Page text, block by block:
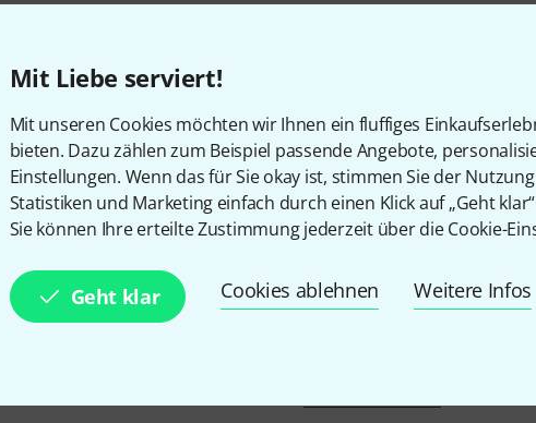
Mit Liebe serviert!
Mit unseren Cookies möchten wir Ihnen ein fluffiges
bieten. Dazu zählen zum Beispiel passende Angebote,
Einstellungen. Wenn das für Sie okay ist, stimmen Sie der
Statistiken und Marketing einfach durch einen Klick auf „Geht
Sie können Ihre erteilte Zustimmung jederzeit über die Cookie-
Geht klar Cookies ablehnen Weitere Infos
Teilen Hilfe & Feedback
und gewinne mit etwas Glück
E-Mail-Adresse*
Mit Klick auf „Jetzt anmelden“
Nutzungsverhaltens zu. Die